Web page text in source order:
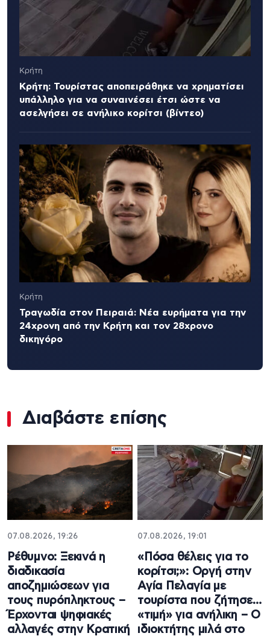
Κρήτη
Κρήτη: Τουρίστας αποπειράθηκε να χρηματίσει
υπάλληλο για να συναινέσει έτσι ώστε να
ασελγήσει σε ανήλικο κορίτσι (βίντεο)
Κρήτη
Τραγωδία στον Πειραιά: Νέα ευρήματα για την
24χρονη από την Κρήτη και τον 28χρονο
δικηγόρο
Διαβάστε επίσης
07.08.2026, 19:26
Ρέθυμνο: Ξεκινά η
διαδικασία
αποζημιώσεων για
τους πυρόπληκτους –
Έρχονται ψηφιακές
αλλαγές στην Κρατική
07.08.2026, 19:01
«Πόσα θέλεις για το
κορίτσι;»: Οργή στην
Αγία Πελαγία με
τουρίστα που ζήτησε…
«τιμή» για ανήλικη – Ο
ιδιοκτήτης μιλά στο